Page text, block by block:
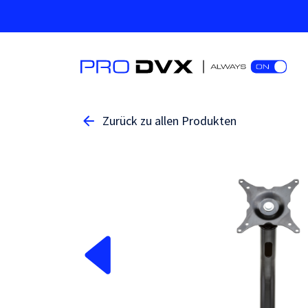
Zurück zu allen Produkten